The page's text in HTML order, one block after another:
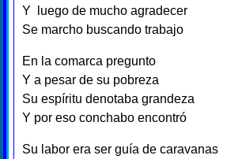
Y luego de mucho agradecer
Se marcho buscando trabajo
En la comarca pregunto
Y a pesar de su pobreza
Su espíritu denotaba grandeza
Y por eso conchabo encontró
Su labor era ser guía de caravanas